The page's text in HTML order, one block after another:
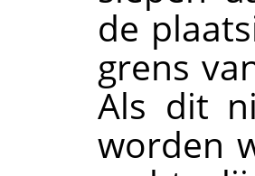
de
grens
Als dit
worden